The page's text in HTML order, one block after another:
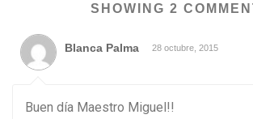
SHOWING 2
Blanca Palma 28 octubre, 2015
Buen día Maestro Miguel!!